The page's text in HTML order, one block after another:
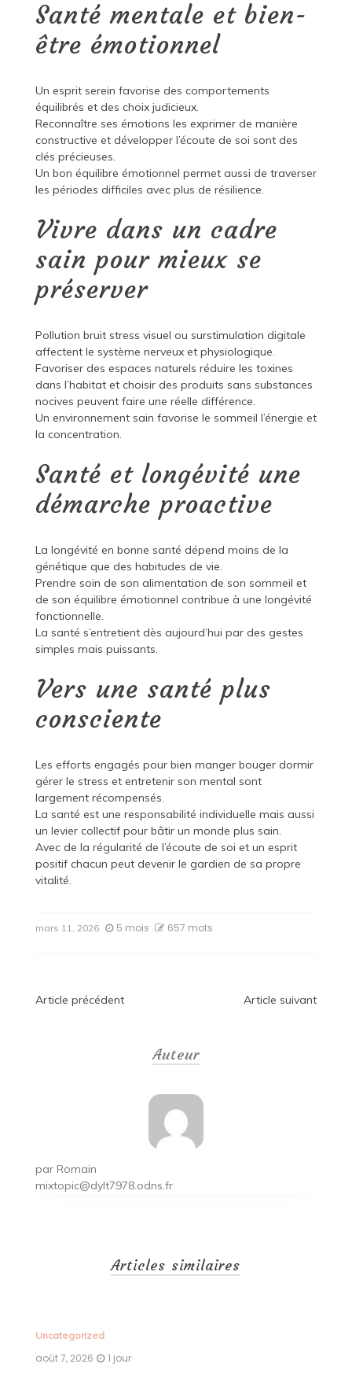
Santé mentale et bien-
être émotionnel
Un esprit serein favorise des comportements
équilibrés et des choix judicieux.
Reconnaître ses émotions les exprimer de manière
constructive et développer l’écoute de soi sont des
clés précieuses.
Un bon équilibre émotionnel permet aussi de traverser
les périodes difficiles avec plus de résilience.
Vivre dans un cadre
sain pour mieux se
préserver
Pollution bruit stress visuel ou surstimulation digitale
affectent le système nerveux et physiologique.
Favoriser des espaces naturels réduire les toxines
dans l’habitat et choisir des produits sans substances
nocives peuvent faire une réelle différence.
Un environnement sain favorise le sommeil l’énergie et
la concentration.
Santé et longévité une
démarche proactive
La longévité en bonne santé dépend moins de la
génétique que des habitudes de vie.
Prendre soin de son alimentation de son sommeil et
de son équilibre émotionnel contribue à une longévité
fonctionnelle.
La santé s’entretient dès aujourd’hui par des gestes
simples mais puissants.
Vers une santé plus
consciente
Les efforts engagés pour bien manger bouger dormir
gérer le stress et entretenir son mental sont
largement récompensés.
La santé est une responsabilité individuelle mais aussi
un levier collectif pour bâtir un monde plus sain.
Avec de la régularité de l’écoute de soi et un esprit
positif chacun peut devenir le gardien de sa propre
vitalité.
mars 11, 2026 5 mois 657 mots
Navigation
Article précédent Article suivant
Auteur
par Romain
mixtopic@dylt7978.odns.fr
Articles similaires
Uncategorized
août 7, 2026 1 jour